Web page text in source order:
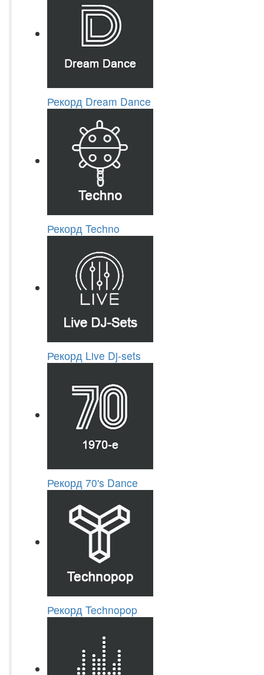
Рекорд Dream Dance
Рекорд Techno
Рекорд Live Dj-sets
Рекорд 70's Dance
Рекорд Technopop